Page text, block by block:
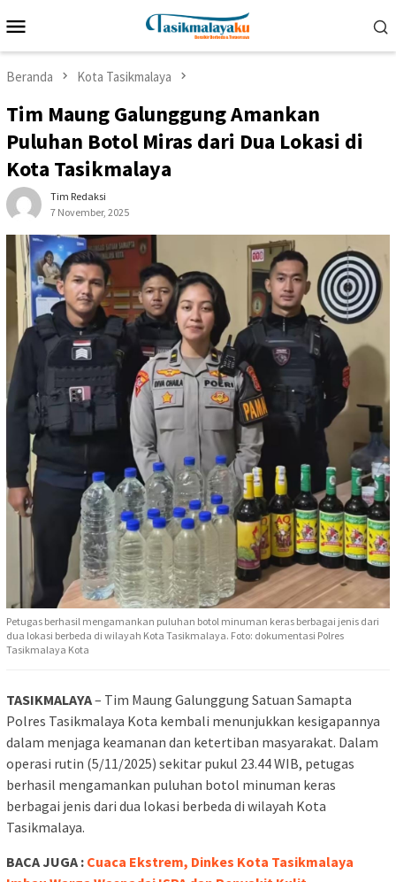
ke
Mobile
Beranda Kota Tasikmalaya
Tim Maung Galunggung Amankan
Puluhan Botol Miras dari Dua Lokasi di
Kota Tasikmalaya
Tim Redaksi
7 November, 2025
Petugas berhasil mengamankan puluhan botol minuman keras berbagai jenis dari
dua lokasi berbeda di wilayah Kota Tasikmalaya. Foto: dokumentasi Polres
Tasikmalaya Kota
TASIKMALAYA– Tim Maung Galunggung Satuan Samapta
Polres Tasikmalaya Kota kembali menunjukkan kesigapannya
dalam menjaga keamanan dan ketertiban masyarakat. Dalam
operasi rutin (5/11/2025) sekitar pukul 23.44 WIB, petugas
berhasil mengamankan puluhan botol minuman keras
berbagai jenis dari dua lokasi berbeda di wilayah Kota
Tasikmalaya.
BACA JUGA : Cuaca Ekstrem, Dinkes Kota Tasikmalaya